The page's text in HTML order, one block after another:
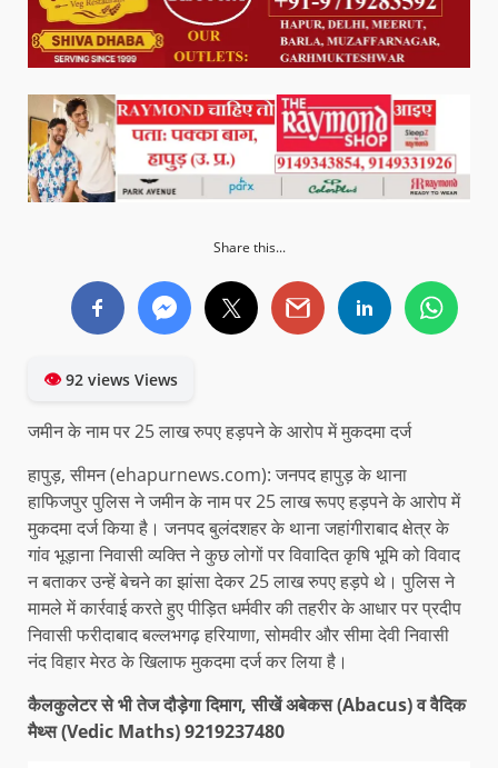
Share this...
👁92 views Views
जमीन के नाम पर 25 लाख रुपए हड़पने के आरोप में मुकदमा दर्ज
हापुड़, सीमन (ehapurnews.com): जनपद हापुड़ के थाना
हाफिजपुर पुलिस ने जमीन के नाम पर 25 लाख रूपए हड़पने के आरोप में
मुकदमा दर्ज किया है। जनपद बुलंदशहर के थाना जहांगीराबाद क्षेत्र के
गांव भूड़ाना निवासी व्यक्ति ने कुछ लोगों पर विवादित कृषि भूमि को विवाद
न बताकर उन्हें बेचने का झांसा देकर 25 लाख रुपए हड़पे थे। पुलिस ने
मामले में कार्रवाई करते हुए पीड़ित धर्मवीर की तहरीर के आधार पर प्रदीप
निवासी फरीदाबाद बल्लभगढ़ हरियाणा, सोमवीर और सीमा देवी निवासी
नंद विहार मेरठ के खिलाफ मुकदमा दर्ज कर लिया है।
कैलकुलेटर से भी तेज दौड़ेगा दिमाग, सीखें अबेकस (Abacus) व वैदिक
मैथ्स (Vedic Maths) 9219237480